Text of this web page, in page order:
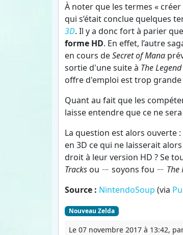
À noter que les termes «
qui s’était conclue quelques
3D. Il y a donc fort à parier
forme HD. En effet, l’autre
en cours deSecret of Mana
sortie d'une suite à The
offre d'emploi est trop
Quant au fait que les
laisse entendre que ce ne
La question est alors ouverte
en 3D ce qui ne laisserait
droit à leur version HD ? Se
Tracks ou ㄧ soyons fou ㄧ The
Source : NintendoSoup (via
Nouveau Zelda
Le 07 novembre 2017 à 13:42,